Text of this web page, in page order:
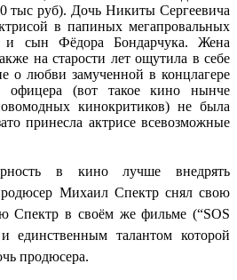
тыс руб). Дочь Никиты Сергеевича
в папиных мегапровальных
и сын Фёдора Бондарчука. Жена
на старости лет ощутила в себе
о любви замученной в концлагере
офицера (вот такое кино нынче
кинокритиков) не была
принесла актрисе всевозможные
в кино лучше внедрять
Михаил Спектр снял свою
Спектр в своём же фильме (“SOS
единственным талантом которой
продюсера.